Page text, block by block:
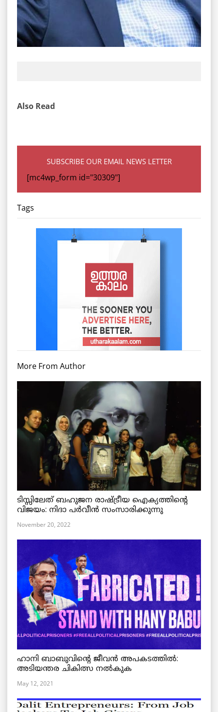
Also Read
SUBSCRIBE OUR EMAIL NEWS LETTER
[mc4wp_form id="30309"]
Tags
More From Author
ടിസ്സിലേത് ബഹുജന രാഷ്ട്രീയ ഐക്യത്തിന്റെ
വിജയം: നിദാ പർവീൻ സംസാരിക്കുന്നു
November 20, 2022
ഹാനി ബാബുവിന്റെ ജീവൻ അപകടത്തിൽ:
അടിയന്തര ചികിത്സ നൽകുക
May 12, 2021